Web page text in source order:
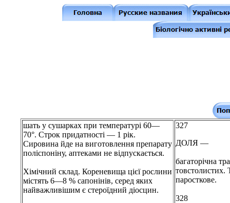
шать у сушарках при температурі 60—
70°. Строк придатності — 1 рік.
Сировина йде на виготовлення препарату
поліспоніну, аптеками не відпускається.
Хімічний склад. Кореневища цієї рослини
містять 6—8 % сапонінів, серед яких
найважливішим є стероїдний діосцин.
327
ДОЛЯ —
багаторічна
паросткове.
328